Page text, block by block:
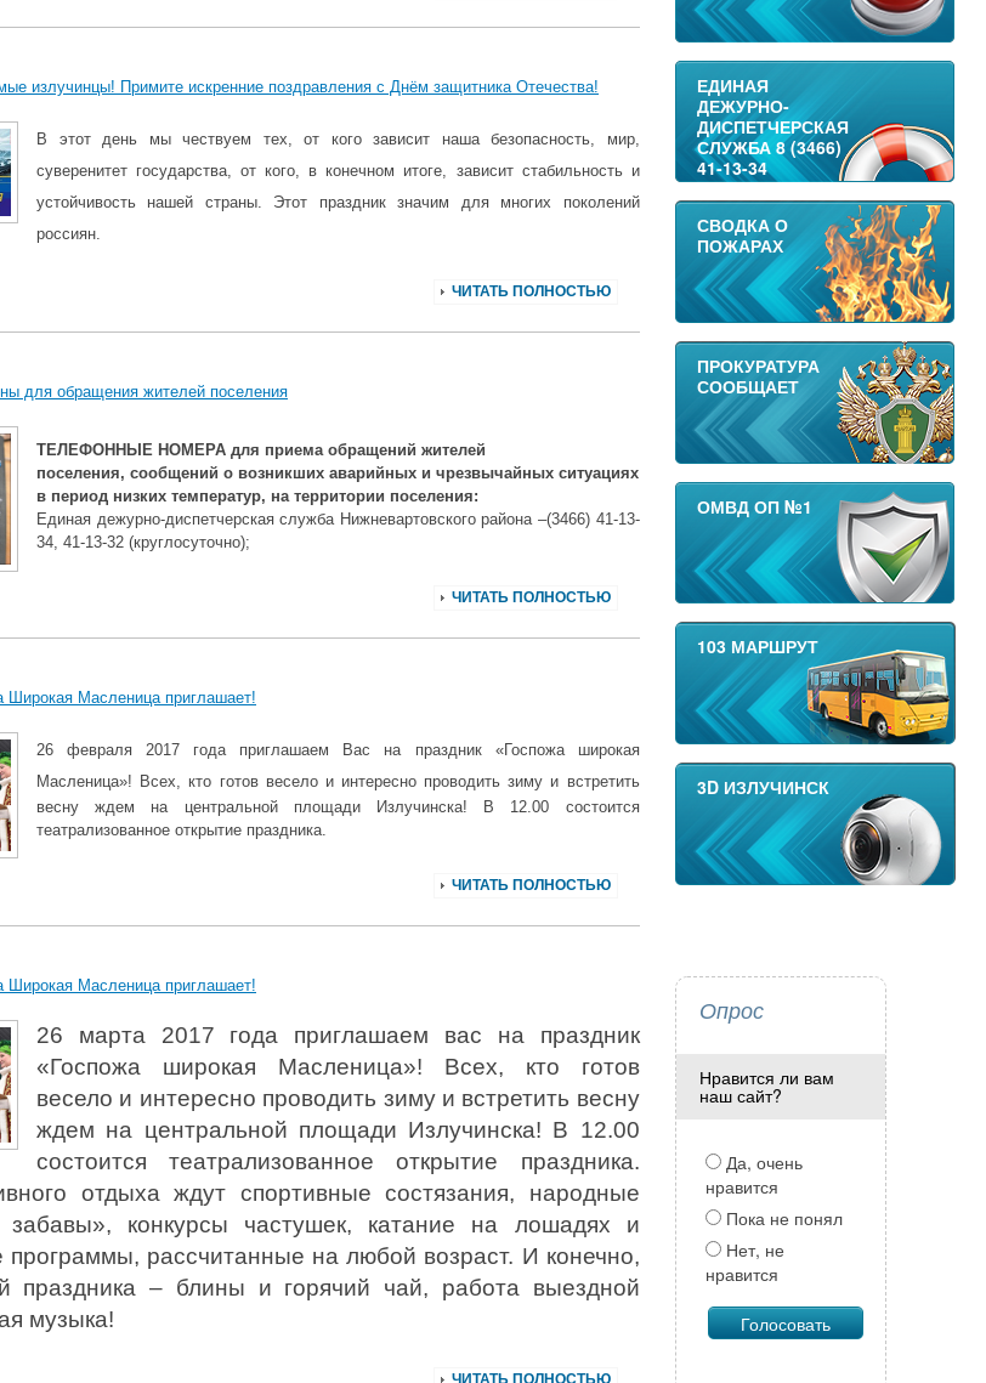
излучинцы! Примите искренние поздравления с Днём защитника Отечества!
В этот день мы чествуем тех, от кого зависит наша безопасность, мир,
суверенитет государства, от кого, в конечном итоге, зависит стабильность и
устойчивость нашей страны. Этот праздник значим для многих поколений
россиян.
ЧИТАТЬ ПОЛНОСТЬЮ
для обращения жителей поселения
ТЕЛЕФОННЫЕ НОМЕРА для приема обращений жителей
поселения, сообщений о возникших аварийных и чрезвычайных ситуациях
в период низких температур, на территории поселения:
Единая дежурно-диспетчерская служба Нижневартовского района –(3466) 41-13-
34, 41-13-32 (круглосуточно);
ЧИТАТЬ ПОЛНОСТЬЮ
Широкая Масленица приглашает!
26 февраля 2017 года приглашаем Вас на праздник «Госпожа широкая
Масленица»! Всех, кто готов весело и интересно проводить зиму и встретить
весну ждем на центральной площади Излучинска! В 12.00 состоится
театрализованное открытие праздника.
ЧИТАТЬ ПОЛНОСТЬЮ
Широкая Масленица приглашает!
26 марта 2017 года приглашаем вас на праздник
«Госпожа широкая Масленица»! Всех, кто готов
весело и интересно проводить зиму и встретить весну
ждем на центральной площади Излучинска! В 12.00
состоится театрализованное открытие праздника.
отдыха ждут спортивные состязания, народные
забавы», конкурсы частушек, катание на лошадях и
программы, рассчитанные на любой возраст. И конечно,
праздника – блины и горячий чай, работа выездной
музыка!
ЧИТАТЬ ПОЛНОСТЬЮ
ЕДИНАЯ
ДЕЖУРНО-
ДИСПЕТЧЕРСКАЯ
СЛУЖБА 8 (3466)
41-13-34
СВОДКА О
ПОЖАРАХ
ПРОКУРАТУРА
СООБЩАЕТ
ОМВД ОП №1
103 МАРШРУТ
3D ИЗЛУЧИНСК
Опрос
Нравится ли вам
наш сайт?
Да, очень
нравится
Пока не понял
Нет, не
нравится